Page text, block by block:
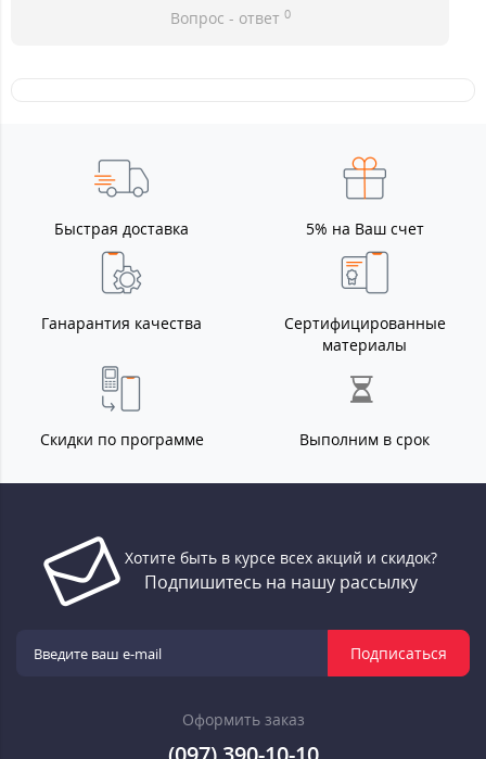
Вопрос - ответ 0
Быстрая доставка 5% на Ваш счет
Ганарантия качества
Сертифицированные
материалы
Скидки по программе Выполним в срок
Хотите быть в курсе всех акций и скидок?
Подпишитесь на нашу рассылку
Подписаться
Оформить заказ